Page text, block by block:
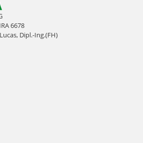
6678
Dipl.-Ing.(FH)